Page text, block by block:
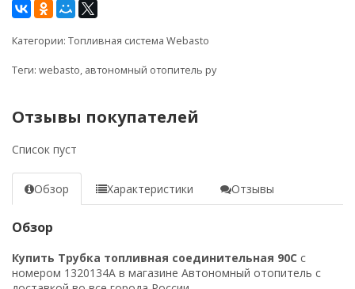
Категории: Топливная система Webasto
Теги: webasto, автономный отопитель ру
Отзывы покупателей
Список пуст
Обзор Характеристики Отзывы
Обзор
Купить Трубка топливная соединительная 90C с
номером 1320134A в магазине Автономный отопитель с